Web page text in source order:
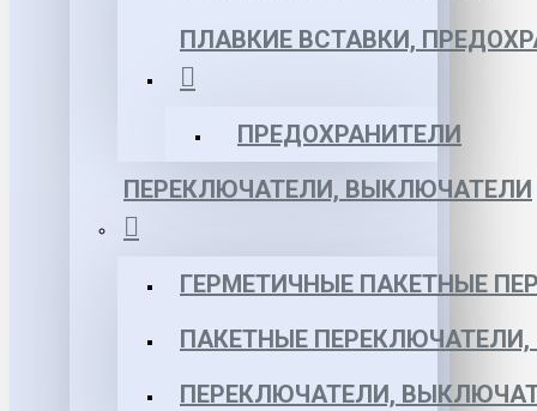
ПЛАВКИЕ ВСТАВКИ,
ПРЕДОХРАНИТЕЛИ
ПЕРЕКЛЮЧАТЕЛИ, ВЫКЛЮЧАТЕЛИ
ГЕРМЕТИЧНЫЕ ПАКЕТНЫЕ
ПАКЕТНЫЕ
ПЕРЕКЛЮЧАТЕЛИ,